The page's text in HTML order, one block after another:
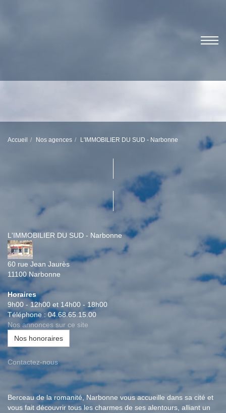
Accueil Nos agences L'IMMOBILIER DU SUD - Narbonne
L'IMMOBILIER DU SUD - Narbonne
60 rue Jean Jaurès
11100 Narbonne
Horaires
9h00 - 12h00 et 14h00 - 18h00
Téléphone :04.68.65.15.00
Nos annonces sur ce site
Nos honoraires
Contactez-nous
Berceau de la romanité, Narbonne vous accueille dans sa cité et
vous fait découvrir tous les charmes de ses alentours, alliant un